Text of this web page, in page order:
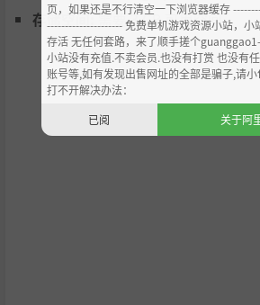
每一波进攻终会结束。利用战斗中
可以冒险出去，探索地面、修理桥
追捕怪物以获得制造武器和道具的
机会—但要小心残暴的大怪，他们
破坏你的计划。
存储空间:需要 3 GB 可用空间
页，如果还是不行清空一下浏览器缓存
--------------------- 免费单机游戏资源小站，
存活 无任何套路，来了顺手搓个
小站没有充值.不卖会员.也没有打赏 也没有
账号等,如有发现出售网址的全部是骗子,请
打不开解决办法：
已阅
关于阿